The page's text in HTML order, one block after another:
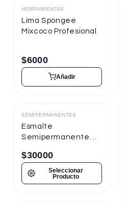
Destacado
HERRAMIENTAS
Lima Spongee
Mixcoco Profesional
$6000
Añadir
Destacado
SEMIPERMANENTES
Esmalte
Semipermanente
Semitraslúcido 15ml
para Uñas
$30000
Seleccionar
Producto